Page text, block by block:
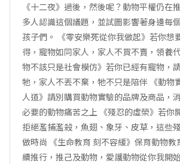
《十二夜》過後，然後呢？動物平權仍在
多人認識這個議題，並試圖影響著身邊每
孩子們。 《零安樂死從你我做起》若你想
得，寵物如同家人，家人不買不賣，領養
物不該只是社會模仿》若你已經有寵物，
牠，家人不丟不棄，牠不只是陪伴 《動物
人道》請別購買動物實驗的品牌及商品，
必要的動物痛苦之上 《殘忍的虛榮》若你
拒絕濫捕濫殺，魚翅、象牙、皮草，這些
做時尚 《生命教育 刻不容緩》保育動物教
續推行，推己及動物，愛護動物從你我開